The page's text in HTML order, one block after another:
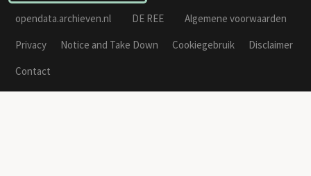
opendata.archieven.nl DE REE
Algemene voorwaarden
Privacy
Notice and Take Down Cookiegebruik
Disclaimer
Contact